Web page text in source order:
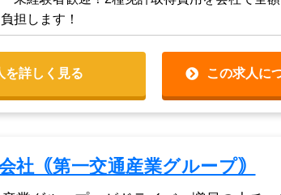
続きを読む
普通自動車免許を取得後3年以上の方☆タクシ
ー未経験者歓迎！2種免許取得費用を会社で全額
負担します！